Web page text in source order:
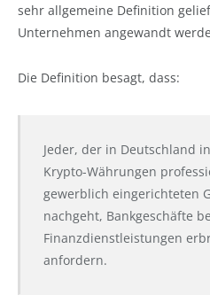
sehr allgemeine Definition
Unternehmen angewandt
Die Definition besagt, dass:
Jeder, der in Deutschland
Krypto-Währungen
gewerblich eingerichteten
nachgeht, Bankgeschäfte
Finanzdienstleistungen
anfordern.